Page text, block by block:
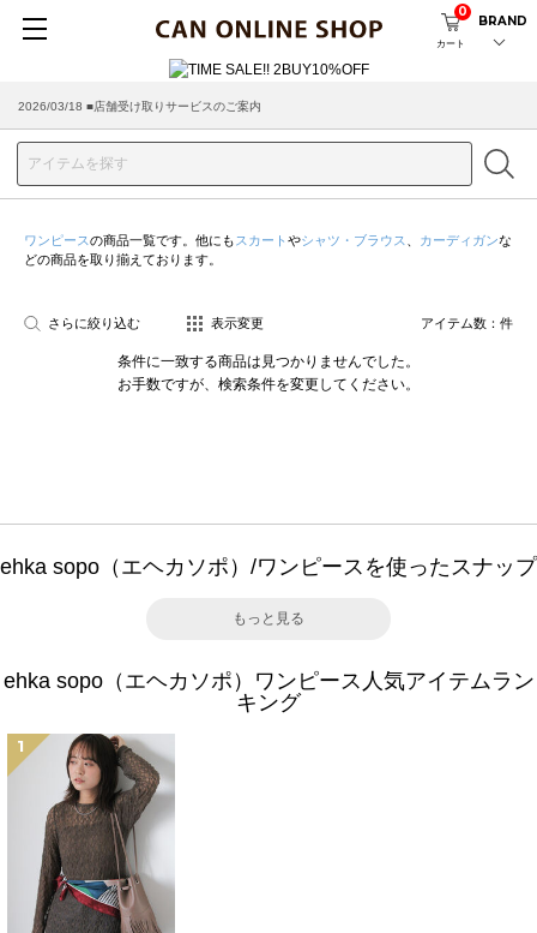
カート
0
BRAND
2026/03/18 ■店舗受け取りサービスのご案内
ワンピースの商品一覧です。他にも スカート やシャツ・ブラウス カーディガンな
どの商品を取り揃えております。
さらに絞り込む 表示変更 アイテム数： 件
条件に一致する商品は見つかりませんでした。
お手数ですが、検索条件を変更してください。
ehka sopo（エヘカソポ）/ワンピースを使ったスナップ
もっと見る
ehka sopo（エヘカソポ）ワンピース人気アイテムラン
キング
1